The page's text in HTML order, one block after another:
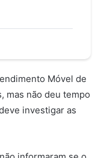
Móvel de
mas não deu tempo
investigar as